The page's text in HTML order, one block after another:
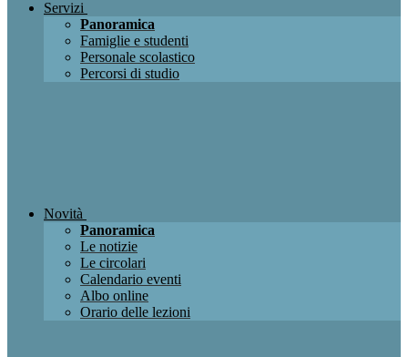
Servizi
Panoramica
Famiglie e studenti
Personale scolastico
Percorsi di studio
Novità
Panoramica
Le notizie
Le circolari
Calendario eventi
Albo online
Orario delle lezioni